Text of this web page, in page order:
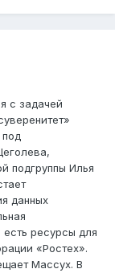
с задачей
под
подгруппы Илья
данных
ресурсы для
«Ростех».
Массух. В